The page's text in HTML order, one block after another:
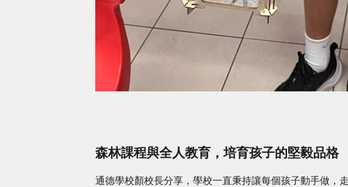
森林課程與全人教育，培育孩子的堅毅品格
通德學校顏校長分享，學校一直秉持讓每個孩子動手做，